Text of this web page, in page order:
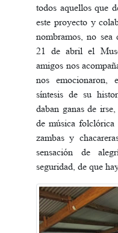
todos aquellos que
este proyecto y
nombramos, no
21 de abril el
amigos nos
nos emocionaron,
síntesis de su
daban ganas de
de música
zambas y
sensación de
seguridad, de que